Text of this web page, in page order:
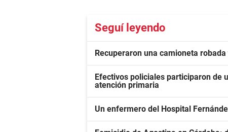
Seguí leyendo
Recuperaron una camioneta
Efectivos policiales participaron de
atención primaria
Un enfermero del Hospital